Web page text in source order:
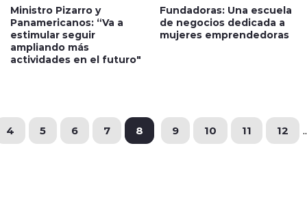
Ministro Pizarro y
Panamericanos: “Va a
estimular seguir
ampliando más
actividades en el futuro"
Fundadoras: Una escuela
de negocios dedicada a
mujeres emprendedoras
4 5 6 7 8 9 10 11 12